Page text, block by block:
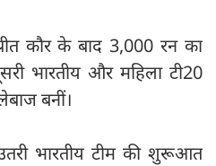
कौर के बाद 3,000 रन का
भारतीय और महिला टी20
बनीं।
भारतीय टीम की शुरूआत